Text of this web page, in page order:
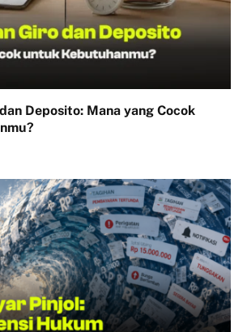
Deposito: Mana yang Cocok